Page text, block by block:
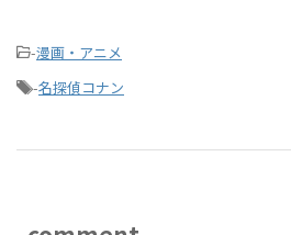
-漫画・アニメ
-名探偵コナン